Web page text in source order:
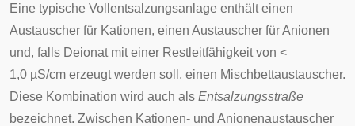
Eine typische Vollentsalzungsanlage enthält einen
Austauscher für Kationen, einen Austauscher für Anionen
und, falls Deionat mit einer Restleitfähigkeit von <
1,0 µS/cm erzeugt werden soll, einen Mischbettaustauscher.
Diese Kombination wird auch als Entsalzungsstraße
bezeichnet. Zwischen Kationen- und Anionenaustauscher